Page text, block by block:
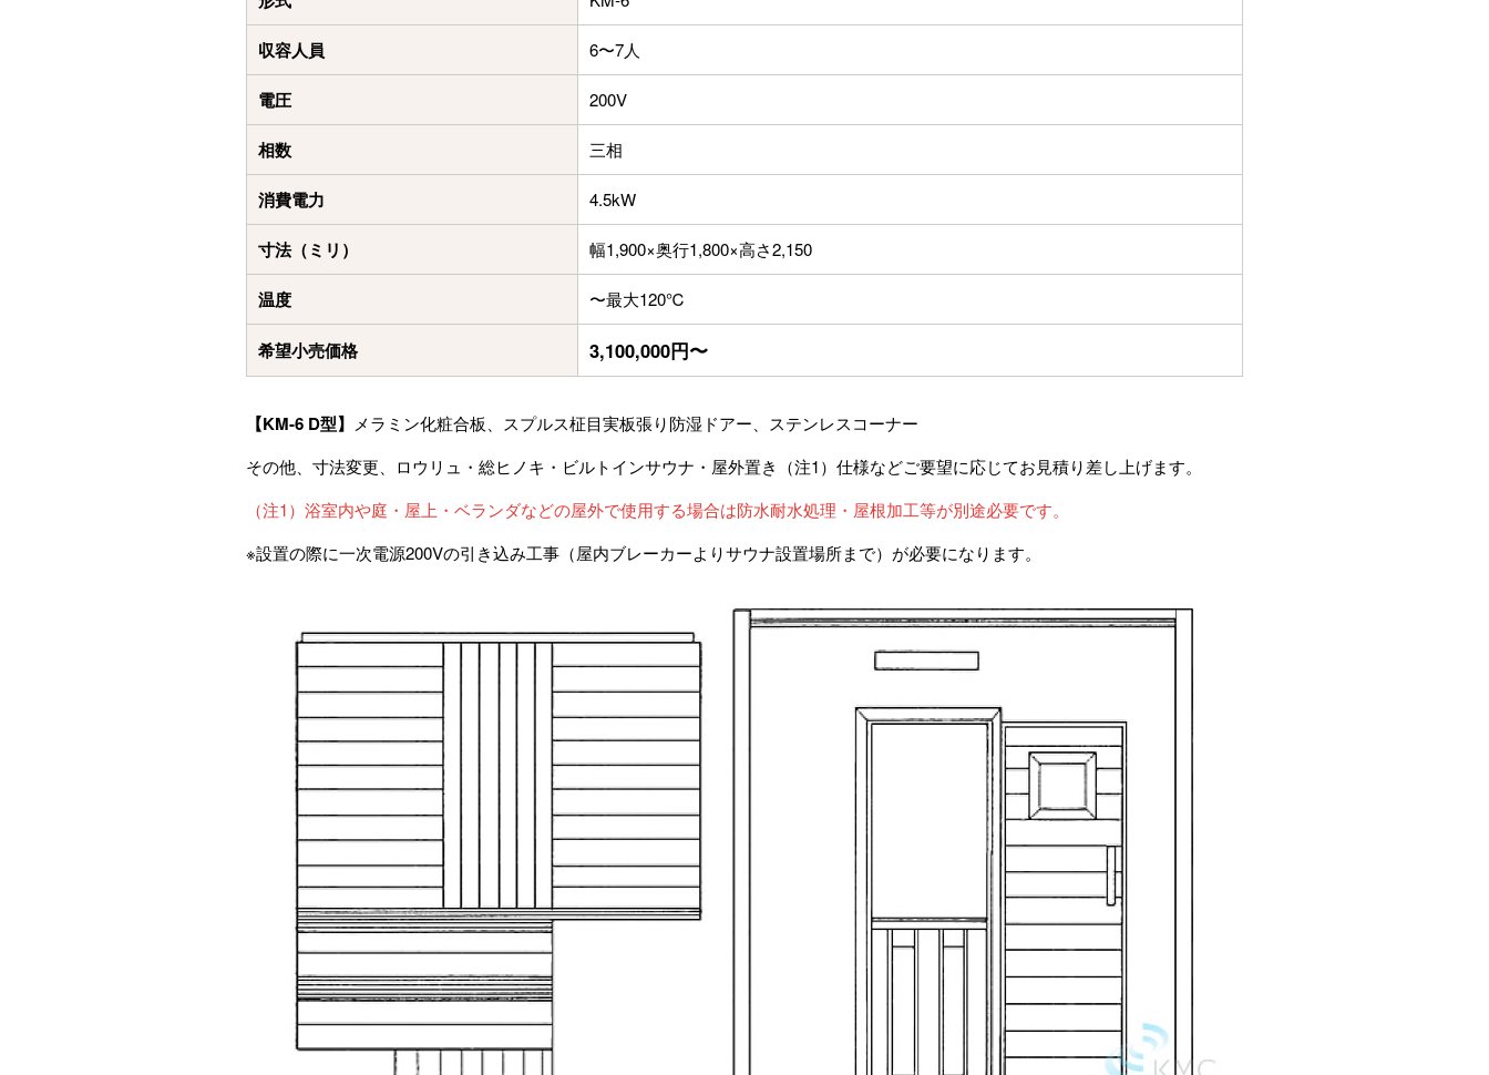
収容人員 6〜7人
電圧 200V
相数 三相
消費電力 4.5kW
寸法（ミリ） 幅1,900×奥行1,800×高さ2,150
温度 〜最大120℃
希望小売価格 3,100,000円〜
【KM-6 D型】 メラミン化粧合板、スプルス柾目実板張り防湿ドアー、ステンレスコーナー
その他、寸法変更、ロウリュ・総ヒノキ・ビルトインサウナ・屋外置き（注1）仕様などご要望に応じてお見積り差し上げます。
（注1）浴室内や庭・屋上・ベランダなどの屋外で使用する場合は防水耐水処理・屋根加工等が別途必要です。
※設置の際に一次電源200Vの引き込み工事（屋内ブレーカーよりサウナ設置場所まで）が必要になります。